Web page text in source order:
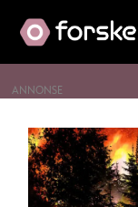
Tag:
ANNONSE